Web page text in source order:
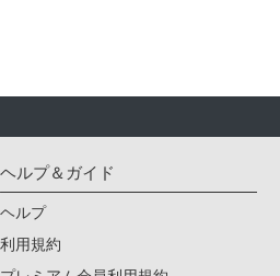
ヘルプ＆ガイド
ヘルプ
利用規約